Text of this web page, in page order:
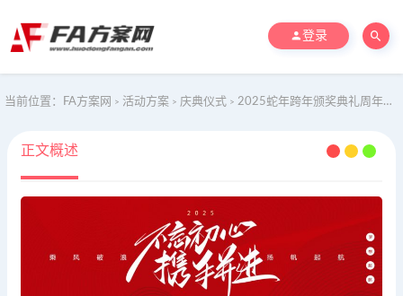
登录
当前位置： FA方案网 > 活动方案 > 庆典仪式 > 2025蛇年跨年颁奖典礼周年庆年会尾牙活动策划方案
正文概述